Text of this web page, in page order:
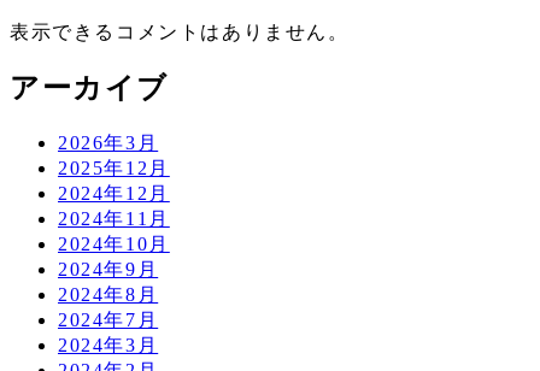
表示できるコメントはありません。
アーカイブ
2026年3月
2025年12月
2024年12月
2024年11月
2024年10月
2024年9月
2024年8月
2024年7月
2024年3月